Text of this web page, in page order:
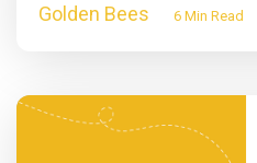
Golden Bees 6 Min Read